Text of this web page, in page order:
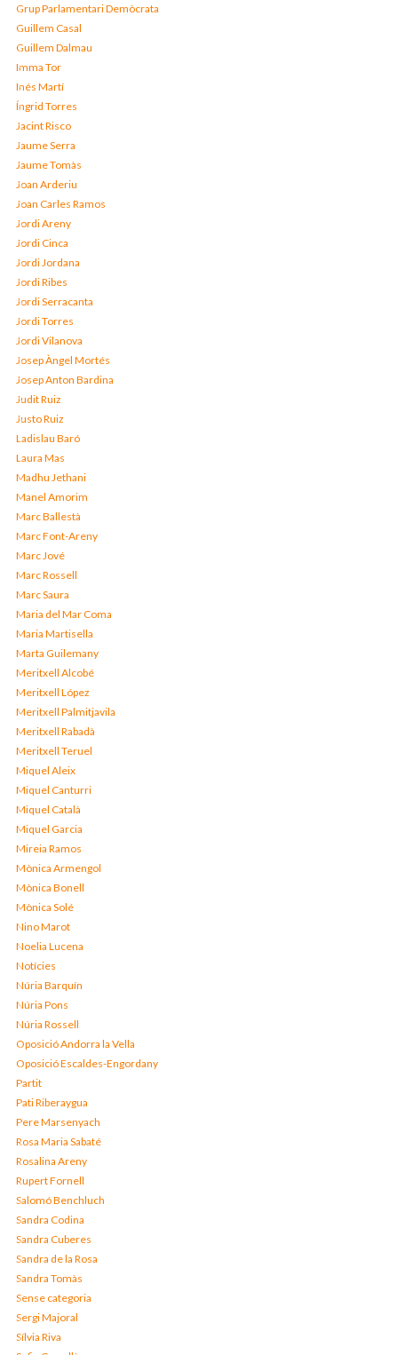
Grup Parlamentari Demòcrata
Guillem Casal
Guillem Dalmau
Imma Tor
Inés Martí
Íngrid Torres
Jacint Risco
Jaume Serra
Jaume Tomàs
Joan Arderiu
Joan Carles Ramos
Jordi Areny
Jordi Cinca
Jordi Jordana
Jordi Ribes
Jordi Serracanta
Jordi Torres
Jordi Vilanova
Josep Àngel Mortés
Josep Anton Bardina
Judit Ruiz
Justo Ruiz
Ladislau Baró
Laura Mas
Madhu Jethani
Manel Amorim
Marc Ballestà
Marc Font-Areny
Marc Jové
Marc Rossell
Marc Saura
Maria del Mar Coma
Maria Martisella
Marta Guilemany
Meritxell Alcobé
Meritxell López
Meritxell Palmitjavila
Meritxell Rabadà
Meritxell Teruel
Miquel Aleix
Miquel Canturri
Miquel Català
Miquel Garcia
Mireia Ramos
Mònica Armengol
Mònica Bonell
Mònica Solé
Nino Marot
Noelia Lucena
Notícies
Núria Barquín
Núria Pons
Núria Rossell
Oposició Andorra la Vella
Oposició Escaldes-Engordany
Partit
Pati Riberaygua
Pere Marsenyach
Rosa Maria Sabaté
Rosalina Areny
Rupert Fornell
Salomó Benchluch
Sandra Codina
Sandra Cuberes
Sandra de la Rosa
Sandra Tomàs
Sense categoria
Sergi Majoral
Sílvia Riva